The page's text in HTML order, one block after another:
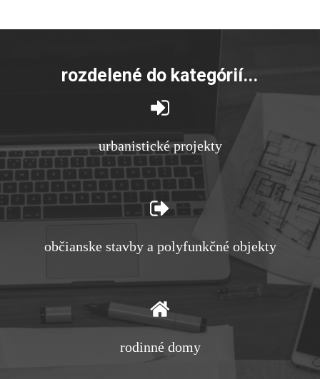
rozdelené do kategórií...
urbanistické projekty
občianske stavby a polyfunkčné objekty
rodinné domy